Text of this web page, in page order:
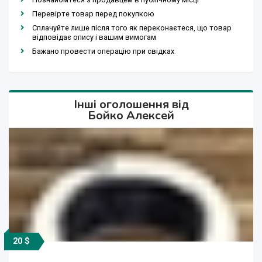
Перевірте товар перед покупкою
Сплачуйте лише після того як переконаєтеся, що товар
відповідає опису і вашим вимогам
Бажано провести операцію при свідках
Інші оголошення від
Бойко Алексей
20 $
20 $
20 $
20 $ 20 $
20 $
20 $
20 $
20 $
20 $
20 $